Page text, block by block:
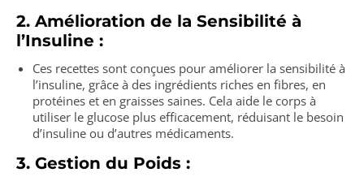
2. Amélioration de la Sensibilité à
l’Insuline :
Ces recettes sont conçues pour améliorer la sensibilité à
l’insuline, grâce à des ingrédients riches en fibres, en
protéines et en graisses saines. Cela aide le corps à
utiliser le glucose plus efficacement, réduisant le besoin
d’insuline ou d’autres médicaments.
3. Gestion du Poids :